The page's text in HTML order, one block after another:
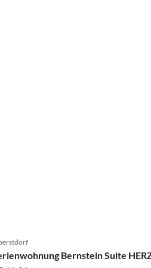
Bernstein Suite